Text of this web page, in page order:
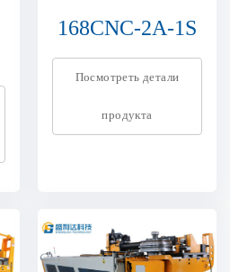
168CNC-2A-1S
Посмотреть детали
продукта